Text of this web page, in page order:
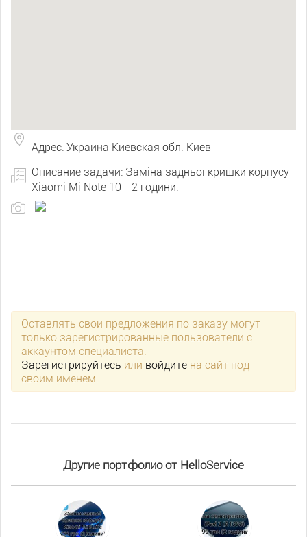
Адрес: Украина Киевская обл. Киев
Описание задачи: Заміна задньої кришки корпусу
Xiaomi Mi Note 10 - 2 години.
Оставлять свои предложения по заказу могут
только зарегистрированные пользователи с
аккаунтом специалиста.
Зарегистрируйтесь или войдите на сайт под
своим именем.
Другие портфолио от HelloService